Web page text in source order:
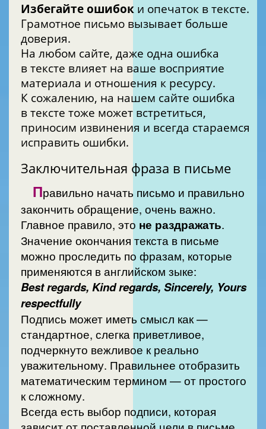
Избегайте ошибок и опечаток в тексте.
Грамотное письмо вызывает больше
доверия.
На любом сайте, даже одна ошибка
в тексте влияет на ваше восприятие
материала и отношения к ресурсу.
К сожалению, на нашем сайте ошибка
в тексте тоже может встретиться,
приносим извинения и всегда стараемся
исправить ошибки.
Заключительная фраза в письме
Правильно начать письмо и правильно
закончить обращение, очень важно.
Главное правило, это не раздражать.
Значение окончания текста в письме
можно проследить по фразам, которые
применяются в английском зыке:
Best regards, Kind regards, Sincerely, Yours
respectfully
Подпись может иметь смысл как —
стандартное, слегка приветливое,
подчеркнуто вежливое к реально
уважительному. Правильнее отобразить
математическим термином — от простого
к сложному.
Всегда есть выбор подписи, которая